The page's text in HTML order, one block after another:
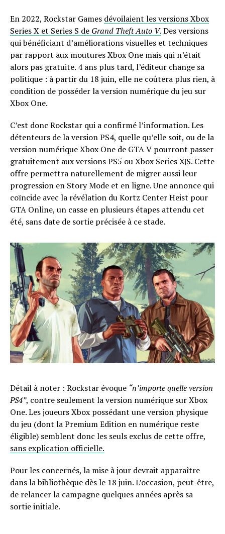
En 2022, Rockstar Games dévoilaient les versions Xbox
Series X et Series S de Grand Theft Auto V.Des versions
qui bénéficiant d’améliorations visuelles et techniques
par rapport aux moutures Xbox One mais qui n’était
alors pas gratuite. 4 ans plus tard, l’éditeur change sa
politique : à partir du 18 juin, elle ne coûtera plus rien, à
condition de posséder la version numérique du jeu sur
Xbox One.
C’est donc Rockstar qui a confirmé l’information. Les
détenteurs de la version PS4, quelle qu’elle soit, ou de la
version numérique Xbox One de GTA V pourront passer
gratuitement aux versions PS5 ou Xbox Series X|S. Cette
offre permettra naturellement de migrer aussi leur
progression en Story Mode et en ligne. Une annonce qui
coïncide avec la révélation du Kortz Center Heist pour
GTA Online, un casse en plusieurs étapes attendu cet
été, sans date de sortie précisée à ce stade.
Détail à noter : Rockstar évoque “n’importe quelle version
PS4”, contre seulement la version numérique sur Xbox
One. Les joueurs Xbox possédant une version physique
du jeu (dont la Premium Edition en numérique reste
éligible) semblent donc les seuls exclus de cette offre,
sans explication officielle.
Pour les concernés, la mise à jour devrait apparaître
dans la bibliothèque dès le 18 juin. L’occasion, peut-être,
de relancer la campagne quelques années après sa
sortie initiale.